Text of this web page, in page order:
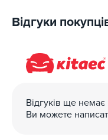
Відгуки
Відгуків ще немає
Ви можете